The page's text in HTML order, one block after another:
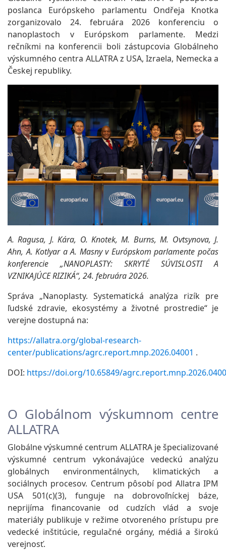
poslanca Európskeho parlamentu Ondřeja Knotka
zorganizovalo 24. februára 2026 konferenciu o
nanoplastoch v Európskom parlamente. Medzi
rečníkmi na konferencii boli zástupcovia Globálneho
výskumného centra ALLATRA z USA, Izraela, Nemecka a
Českej republiky.
A. Ragusa, J. Kára, O. Knotek, M. Burns, M. Ovtsynova, J.
Ahn, A. Kotlyar a A. Masny v Európskom parlamente počas
konferencie „NANOPLASTY: SKRYTÉ SÚVISLOSTI A
VZNIKAJÚCE RIZIKÁ“, 24. februára 2026.
Správa „Nanoplasty. Systematická analýza rizík pre
ľudské zdravie, ekosystémy a životné prostredie“ je
verejne dostupná na:
https://allatra.org/global-research-
center/publications/agrc.report.mnp.2026.04001 .
DOI: https://doi.org/10.65849/
O Globálnom výskumnom centre
ALLATRA
Globálne výskumné centrum ALLATRA je špecializované
výskumné centrum vykonávajúce vedeckú analýzu
globálnych environmentálnych, klimatických a
sociálnych procesov. Centrum pôsobí pod Allatra IPM
USA 501(c)(3), funguje na dobrovoľníckej báze,
neprijíma financovanie od cudzích vlád a svoje
materiály publikuje v režime otvoreného prístupu pre
vedecké inštitúcie, regulačné orgány, médiá a širokú
verejnosť.